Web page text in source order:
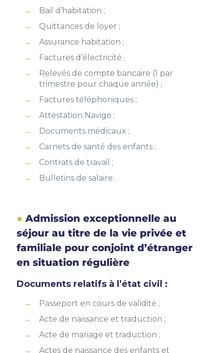
Bail d’habitation ;
Quittances de loyer ;
Assurance habitation ;
Factures d’électricité ;
Relevés de compte bancaire (1 par
trimestre pour chaque année) ;
Factures téléphoniques ;
Attestation Navigo ;
Documents médicaux ;
Carnets de santé des enfants ;
Contrats de travail ;
Bulletins de salaire.
Admission exceptionnelle au
séjour au titre de la vie privée et
familiale pour conjoint d’étranger
en situation régulière
Documents relatifs à l’état civil :
Passeport en cours de validité ;
Acte de naissance et traduction ;
Acte de mariage et traduction ;
Actes de naissance des enfants et